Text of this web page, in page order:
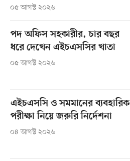
০৫ আগস্ট ২০২৬
পদ অফিস সহকারীর, চার বছর
ধরে দেখেন এইচএসসির খাতা
০৫ আগস্ট ২০২৬
এইচএসসি ও সমমানের ব্যবহারিক
পরীক্ষা নিয়ে জরুরি নির্দেশনা
০৪ আগস্ট ২০২৬